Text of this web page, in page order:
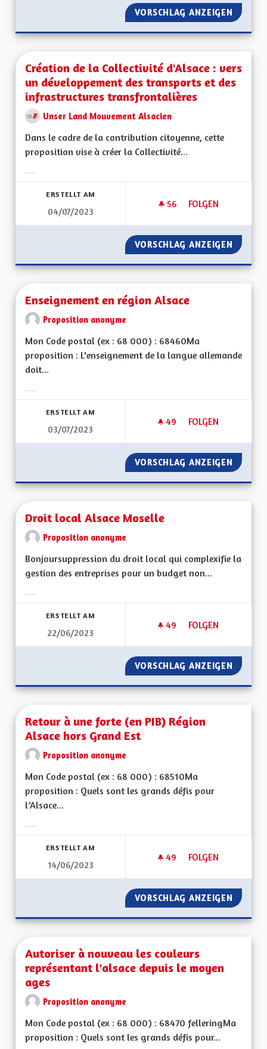
VORSCHLAG ANZEIGEN
Création de la Collectivité d'Alsace : vers
un développement des transports et des
infrastructures transfrontalières
Unser Land Mouvement Alsacien
Dans le cadre de la contribution citoyenne, cette
proposition vise à créer la Collectivité...
ERSTELLT AM
04/07/2023
56 56 FOLLOWER
FOLGEN
CRÉATION DE LA
VORSCHLAG ANZEIGEN
Enseignement en région Alsace
Proposition anonyme
Mon Code postal (ex : 68 000) : 68460Ma
proposition : L'enseignement de la langue allemande
doit...
ERSTELLT AM
03/07/2023
49 49 FOLLOWER
FOLGEN
ENSEIGNEMENT
VORSCHLAG ANZEIGEN
Droit local Alsace Moselle
Proposition anonyme
Bonjoursuppression du droit local qui complexifie la
gestion des entreprises pour un budget non...
ERSTELLT AM
22/06/2023
49 49 FOLLOWER
FOLGEN
DROIT LOCAL
VORSCHLAG ANZEIGEN DROIT
Retour à une forte (en PIB) Région
Alsace hors Grand Est
Proposition anonyme
Mon Code postal (ex : 68 000) : 68510Ma
proposition : Quels sont les grands défis pour
l’Alsace...
ERSTELLT AM
14/06/2023
49 49 FOLLOWER
FOLGEN
RETOUR À UNE
VORSCHLAG ANZEIGEN
Autoriser à nouveau les couleurs
représentant l'alsace depuis le moyen
ages
Proposition anonyme
Mon Code postal (ex : 68 000) : 68470 felleringMa
proposition : Quels sont les grands défis pour...